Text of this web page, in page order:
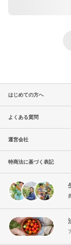
はじめての方へ
よくある質問
運営会社
特商法に基づく表記